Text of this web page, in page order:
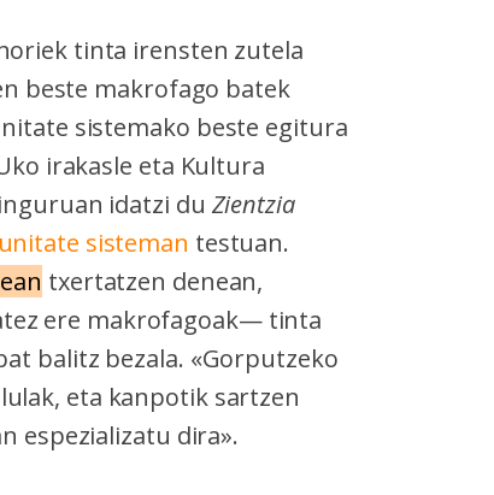
tinta irensten zutela
beste makrofago batek
sistemako beste egitura
irakasle eta Kultura
idatzi du Zientzia
sisteman testuan.
txertatzen denean,
ere makrofagoak— tinta
balitz bezala. «Gorputzeko
eta kanpotik sartzen
espezializatu dira».